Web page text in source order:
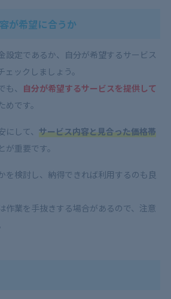
が希望に合うか
設定であるか、自分が希望するサービス
ックしましょう。
、 自分が希望するサービスを提供して
めです。
して、 サービス内容と見合った価格帯
が重要です。
を検討し、納得できれば利用するのも良
作業を手抜きする場合があるので、注意